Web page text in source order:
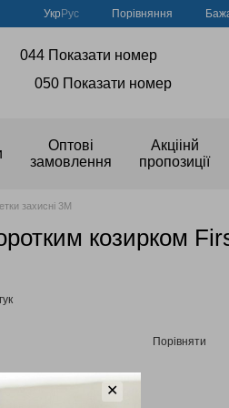
Укр Рус Порівняння
044 Показати номер
050 Показати номер
Оптові
замовлення
Акціінй
пропозиції
захисні 3M
козирком
Порівняти
✕